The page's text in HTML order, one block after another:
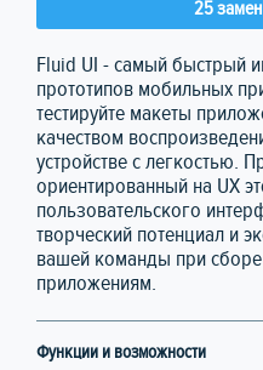
25
Fluid UI - самый быстрый
прототипов мобильных
тестируйте макеты
качеством
устройстве с легкостью.
ориентированный на UX
пользовательского
творческий потенциал и
вашей команды при
приложениям.
Функции и возможности